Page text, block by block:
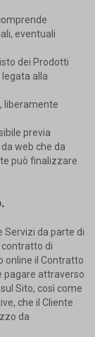
eventuali
dei Prodotti
alla
liberamente
previa
web che da
può finalizzare
Servizi da parte di
contratto di
online il Contratto
pagare attraverso
Sito, così come
che il Cliente
da